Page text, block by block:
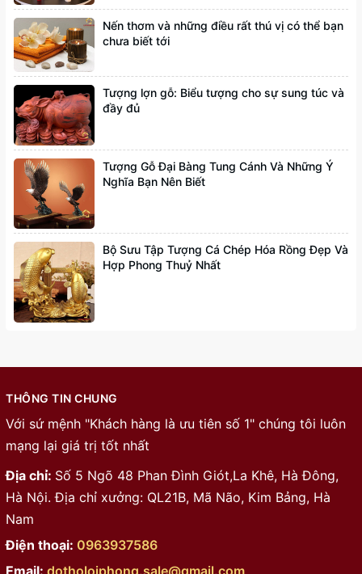
Nến thơm và những điều rất thú vị có thể bạn
chưa biết tới
Tượng lợn gỗ: Biểu tượng cho sự sung túc và
đầy đủ
Tượng Gỗ Đại Bàng Tung Cánh Và Những Ý
Nghĩa Bạn Nên Biết
Bộ Sưu Tập Tượng Cá Chép Hóa Rồng Đẹp Và
Hợp Phong Thuỷ Nhất
THÔNG TIN CHUNG
Với sứ mệnh "Khách hàng là ưu tiên số 1" chúng tôi luôn
mạng lại giá trị tốt nhất
Địa chỉ: Số 5 Ngõ 48 Phan Đình Giót,La Khê, Hà Đông,
Hà Nội. Địa chỉ xưởng: QL21B, Mã Não, Kim Bảng, Hà
Nam
Điện thoại: 0963937586
Email: dotholoiphong.sale@gmail.com